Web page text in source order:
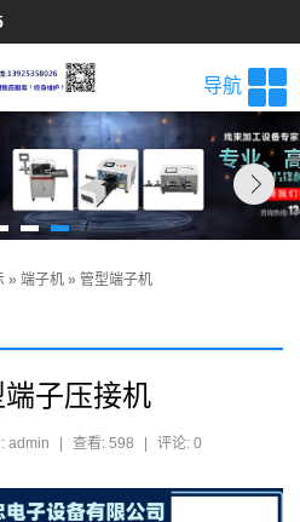
导航
» 端子机 » 管型端子机
子压接机
admin | 查看: 598 | 评论: 0